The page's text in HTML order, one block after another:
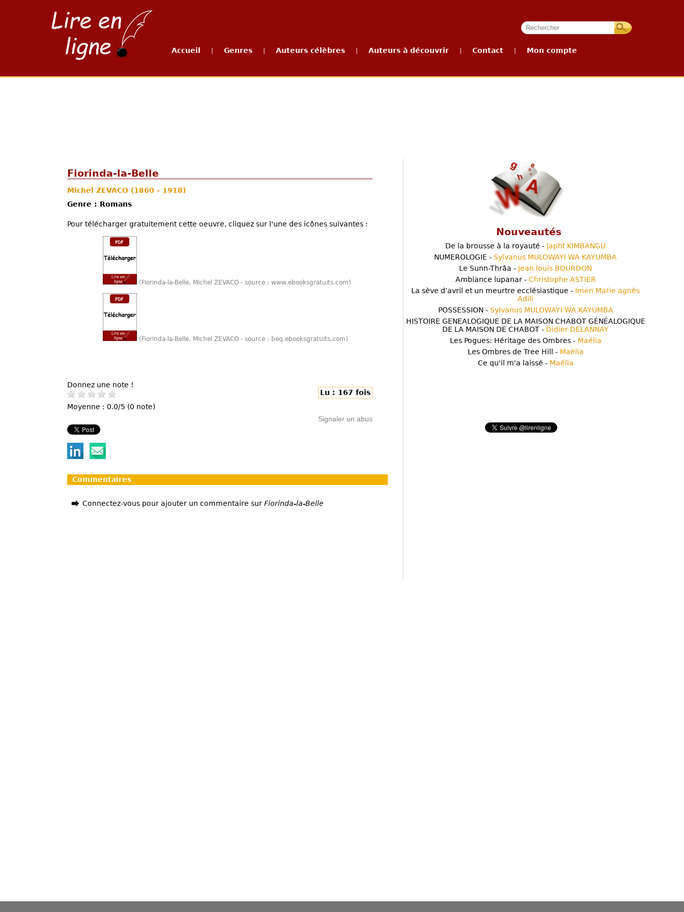
Accueil Genres Auteurs célèbres Auteurs à découvrir Contact Mon compte
Fiorinda-la-Belle
Michel ZEVACO (1860 - 1918)
Genre : Romans
Pour télécharger gratuitement cette oeuvre, cliquez sur l'une des icônes suivantes :
(Fiorinda-la-Belle, Michel ZEVACO - source : www.ebooksgratuits.com)
(Fiorinda-la-Belle, Michel ZEVACO - source : beq.ebooksgratuits.com)
Donnez une note !
Moyenne : 0.0/5 (0 note)
Lu : 167 fois
Signaler un abus
Commentaires
Connectez-vous pour ajouter un commentaire sur Fiorinda-la-Belle
Nouveautés
De la brousse à la royauté - Japht KIMBANGU
NUMEROLOGIE - Sylvanus MULOWAYI WA KAYUMBA
Le Sunn-Thrâa - Jean louis BOURDON
Ambiance lupanar - Christophe ASTIER
La sève d’avril et un meurtre ecclésiastique - Imen Marie agnès
Adili
POSSESSION - Sylvanus MULOWAYI WA KAYUMBA
HISTOIRE GENEALOGIQUE DE LA MAISON CHABOT GÉNÉALOGIQUE
DE LA MAISON DE CHABOT - Didier DELANNAY
Les Pogues: Héritage des Ombres - Maélia
Les Ombres de Tree Hill - Maélia
Ce qu'il m'a laissé - Maélia